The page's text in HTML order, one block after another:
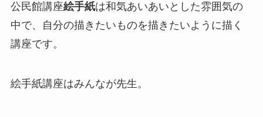
公民館講座絵手紙は和気あいあいとした雰囲気の
中で、自分の描きたいものを描きたいように描く
講座です。
絵手紙講座はみんなが先生。